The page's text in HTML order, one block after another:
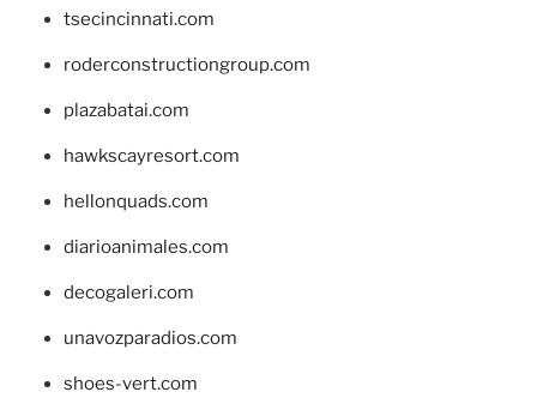
tsecincinnati.com
roderconstructiongroup.com
plazabatai.com
hawkscayresort.com
hellonquads.com
diarioanimales.com
decogaleri.com
unavozparadios.com
shoes-vert.com